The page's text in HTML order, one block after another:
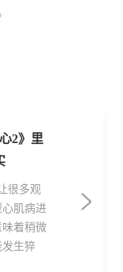
2》里
很多观
肌病进
着稍微
发生猝
术临床
实工
技术临
称《条
国首部关
的国务